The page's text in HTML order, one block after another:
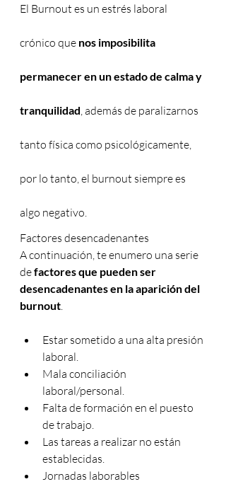
El Burnout es un estrés laboral
crónico que nos imposibilita
permanecer en un estado de calma y
tranquilidad, además de paralizarnos
tanto física como psicológicamente,
por lo tanto, el burnout siempre es
algo negativo.
Factores desencadenantes
A continuación, te enumero una serie
de factores que pueden ser
desencadenantes en la aparición del
burnout.
Estar sometido a una alta presión
laboral.
Mala conciliación
laboral/personal.
Falta de formación en el puesto
de trabajo.
Las tareas a realizar no están
establecidas.
Jornadas laborables